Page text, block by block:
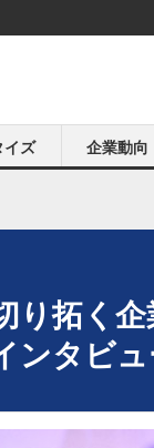
イズ 企業動向
り拓く
ンタビ